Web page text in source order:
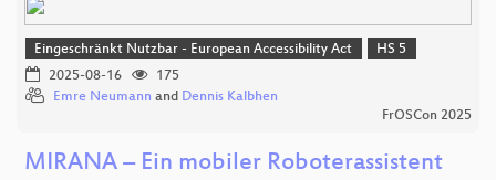
Eingeschränkt Nutzbar - European Accessibility Act
HS 5
2025-08-16
175
Emre Neumann and Dennis Kalbhen
FrOSCon 2025
MIRANA – Ein mobiler Roboterassistent